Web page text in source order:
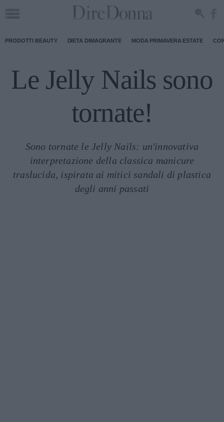
PRODOTTI BEAUTY DIETA DIMAGRANTE MODA PRIMAVERA ESTATE
Le Jelly Nails sono
tornate!
Sono tornate le Jelly Nails: un'innovativa
interpretazione della classica manicure
traslucida, ispirata ai mitici sandali di plastica
degli anni passati